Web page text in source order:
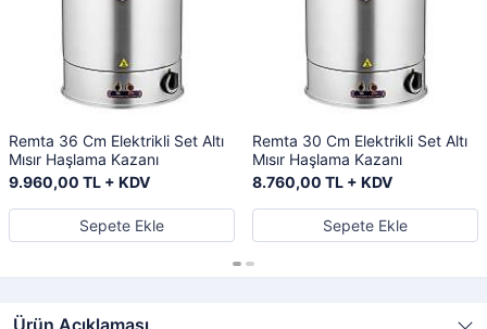
Remta 36 Cm Elektrikli Set Altı
Mısır Haşlama Kazanı
9.960,00 TL + KDV
Sepete Ekle
Remta 30 Cm Elektrikli Set Altı
Mısır Haşlama Kazanı
8.760,00 TL + KDV
Sepete Ekle
Ürün Açıklaması